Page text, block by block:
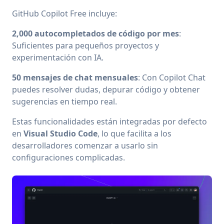
GitHub Copilot Free incluye:
2,000 autocompletados de código por mes:
Suficientes para pequeños proyectos y
experimentación con IA.
50 mensajes de chat mensuales: Con Copilot Chat
puedes resolver dudas, depurar código y obtener
sugerencias en tiempo real.
Estas funcionalidades están integradas por defecto
en Visual Studio Code, lo que facilita a los
desarrolladores comenzar a usarlo sin
configuraciones complicadas.